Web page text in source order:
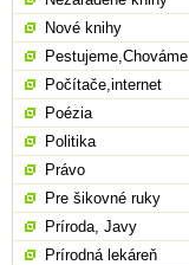
Nové knihy
Pestujeme,Chováme
Počítače,internet
Poézia
Politika
Právo
Pre šikovné ruky
Príroda, Javy
Prírodná lekáreň